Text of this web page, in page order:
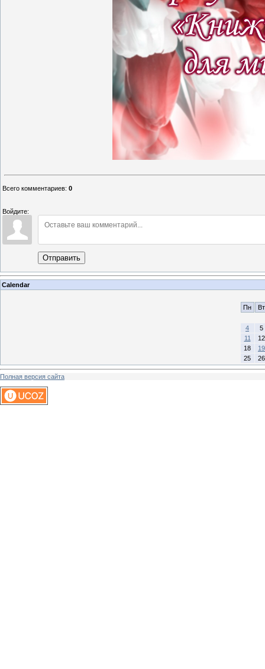
Всего комментариев: 0
Войдите:
Отправить
Calendar
Пн Вт
4
5
11
12
18
19
25
26
Полная версия сайта